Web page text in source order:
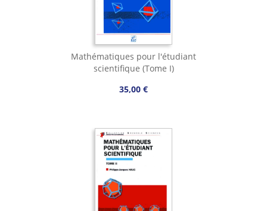
Mathématiques pour l'étudiant
scientifique (Tome I)
35,00 €